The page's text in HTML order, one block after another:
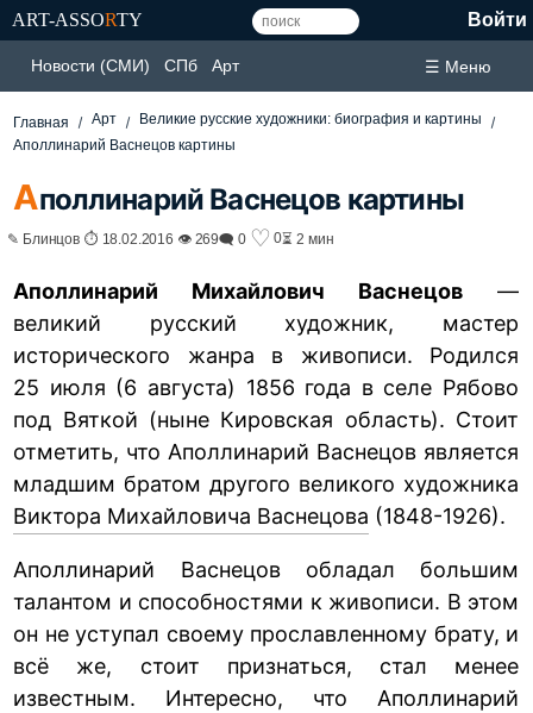
ART-ASSORTY Войти
Новости (СМИ) СПб Арт ☰ Меню
Главная Арт
Великие русские художники: биография и картины
Аполлинарий Васнецов картины
Аполлинарий Васнецов картины
✎ Блинцов ⏱ 18.02.2016 👁 269🗨 0 ♡ 0⏳ 2 мин
Аполлинарий Михайлович Васнецов —
великий русский художник, мастер
исторического жанра в живописи. Родился
25 июля (6 августа) 1856 года в селе Рябово
под Вяткой (ныне Кировская область). Стоит
отметить, что Аполлинарий Васнецов является
младшим братом другого великого художника
Виктора Михайловича Васнецова (1848-1926).
Аполлинарий Васнецов обладал большим
талантом и способностями к живописи. В этом
он не уступал своему прославленному брату, и
всё же, стоит признаться, стал менее
известным. Интересно, что Аполлинарий